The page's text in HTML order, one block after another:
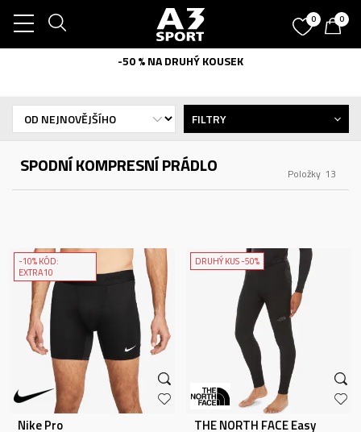
0 0
-50 % NA DRUHÝ KOUSEK
SPODNÍ KOMPRESNÍ PRÁDLO 13
Položky
FILTRY
-10% KÓD:
EXTRA10
Nike Pro
DRUHÝ KUS -50%
THE NORTH FACE Easy